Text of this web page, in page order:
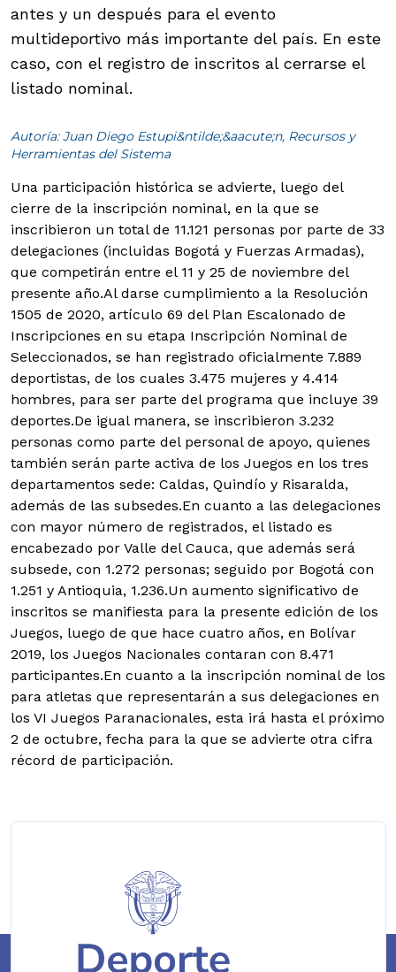
antes y un después para el evento
multideportivo más importante del país. En este
caso, con el registro de inscritos al cerrarse el
listado nominal.
Autoría: Juan Diego Estupi&ntilde;&aacute;n, Recursos y
Herramientas del Sistema
Una participación histórica se advierte, luego del
cierre de la inscripción nominal, en la que se
inscribieron un total de 11.121 personas por parte de 33
delegaciones (incluidas Bogotá y Fuerzas Armadas),
que competirán entre el 11 y 25 de noviembre del
presente año.Al darse cumplimiento a la Resolución
1505 de 2020, artículo 69 del Plan Escalonado de
Inscripciones en su etapa Inscripción Nominal de
Seleccionados, se han registrado oficialmente 7.889
deportistas, de los cuales 3.475 mujeres y 4.414
hombres, para ser parte del programa que incluye 39
deportes.De igual manera, se inscribieron 3.232
personas como parte del personal de apoyo, quienes
también serán parte activa de los Juegos en los tres
departamentos sede: Caldas, Quindío y Risaralda,
además de las subsedes.En cuanto a las delegaciones
con mayor número de registrados, el listado es
encabezado por Valle del Cauca, que además será
subsede, con 1.272 personas; seguido por Bogotá con
1.251 y Antioquia, 1.236.Un aumento significativo de
inscritos se manifiesta para la presente edición de los
Juegos, luego de que hace cuatro años, en Bolívar
2019, los Juegos Nacionales contaran con 8.471
participantes.En cuanto a la inscripción nominal de los
para atletas que representarán a sus delegaciones en
los VI Juegos Paranacionales, esta irá hasta el próximo
2 de octubre, fecha para la que se advierte otra cifra
récord de participación.